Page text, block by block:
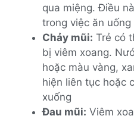
qua miệng. Điều
trong việc ăn uống
Chảy mũi: Trẻ có
bị viêm xoang.
hoặc màu vàng,
hiện liên tục hoặc
xuống
Đau mũi: Viêm